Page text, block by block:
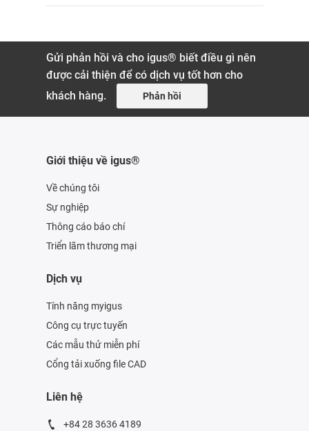
Gửi phản hồi và cho igus® biết điều gì nên
được cải thiện để có dịch vụ tốt hơn cho
khách hàng.
Phản hồi
Giới thiệu về igus®
Về chúng tôi
Sự nghiệp
Thông cáo báo chí
Triển lãm thương mại
Dịch vụ
Tính năng myigus
Công cụ trực tuyến
Các mẫu thử miễn phí
Cổng tải xuống file CAD
Liên hệ
+84 28 3636 4189